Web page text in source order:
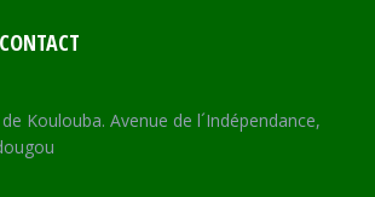
Koulouba. Avenue de l´Indépendance,